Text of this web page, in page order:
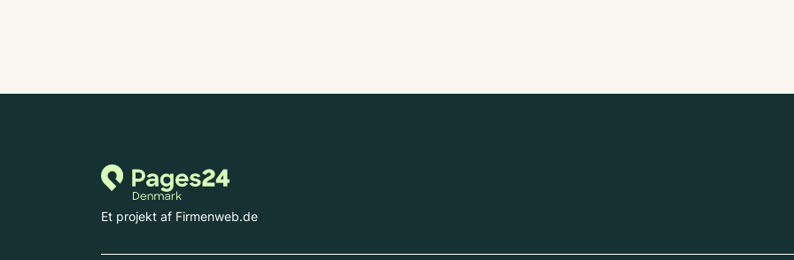
Et projekt af Firmenweb.de